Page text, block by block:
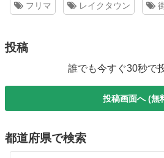
フリマ レイクタウン
投稿
誰でも今すぐ30秒で
投稿画面へ (無
都道府県で検索